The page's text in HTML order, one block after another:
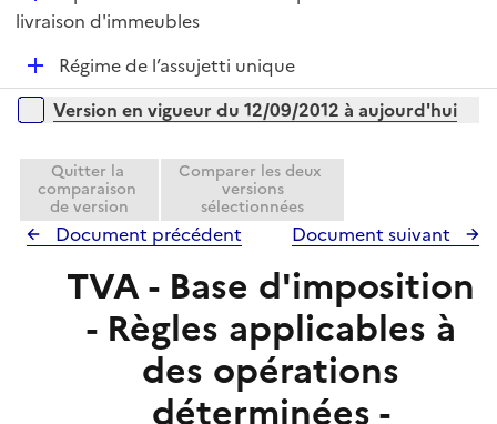
e
l
r
é
e
r
livraison d'immeubles
D
é
p
e
r
Régime de l’assujetti unique
Versions sur la période
Version en vigueur du 12/09/2012 à aujourd'hui
Quitter la
comparaison
de version
Comparer les deux
versions
sélectionnées
Document précédent Document suivant
TVA - Base d'imposition
- Règles applicables à
des opérations
déterminées -